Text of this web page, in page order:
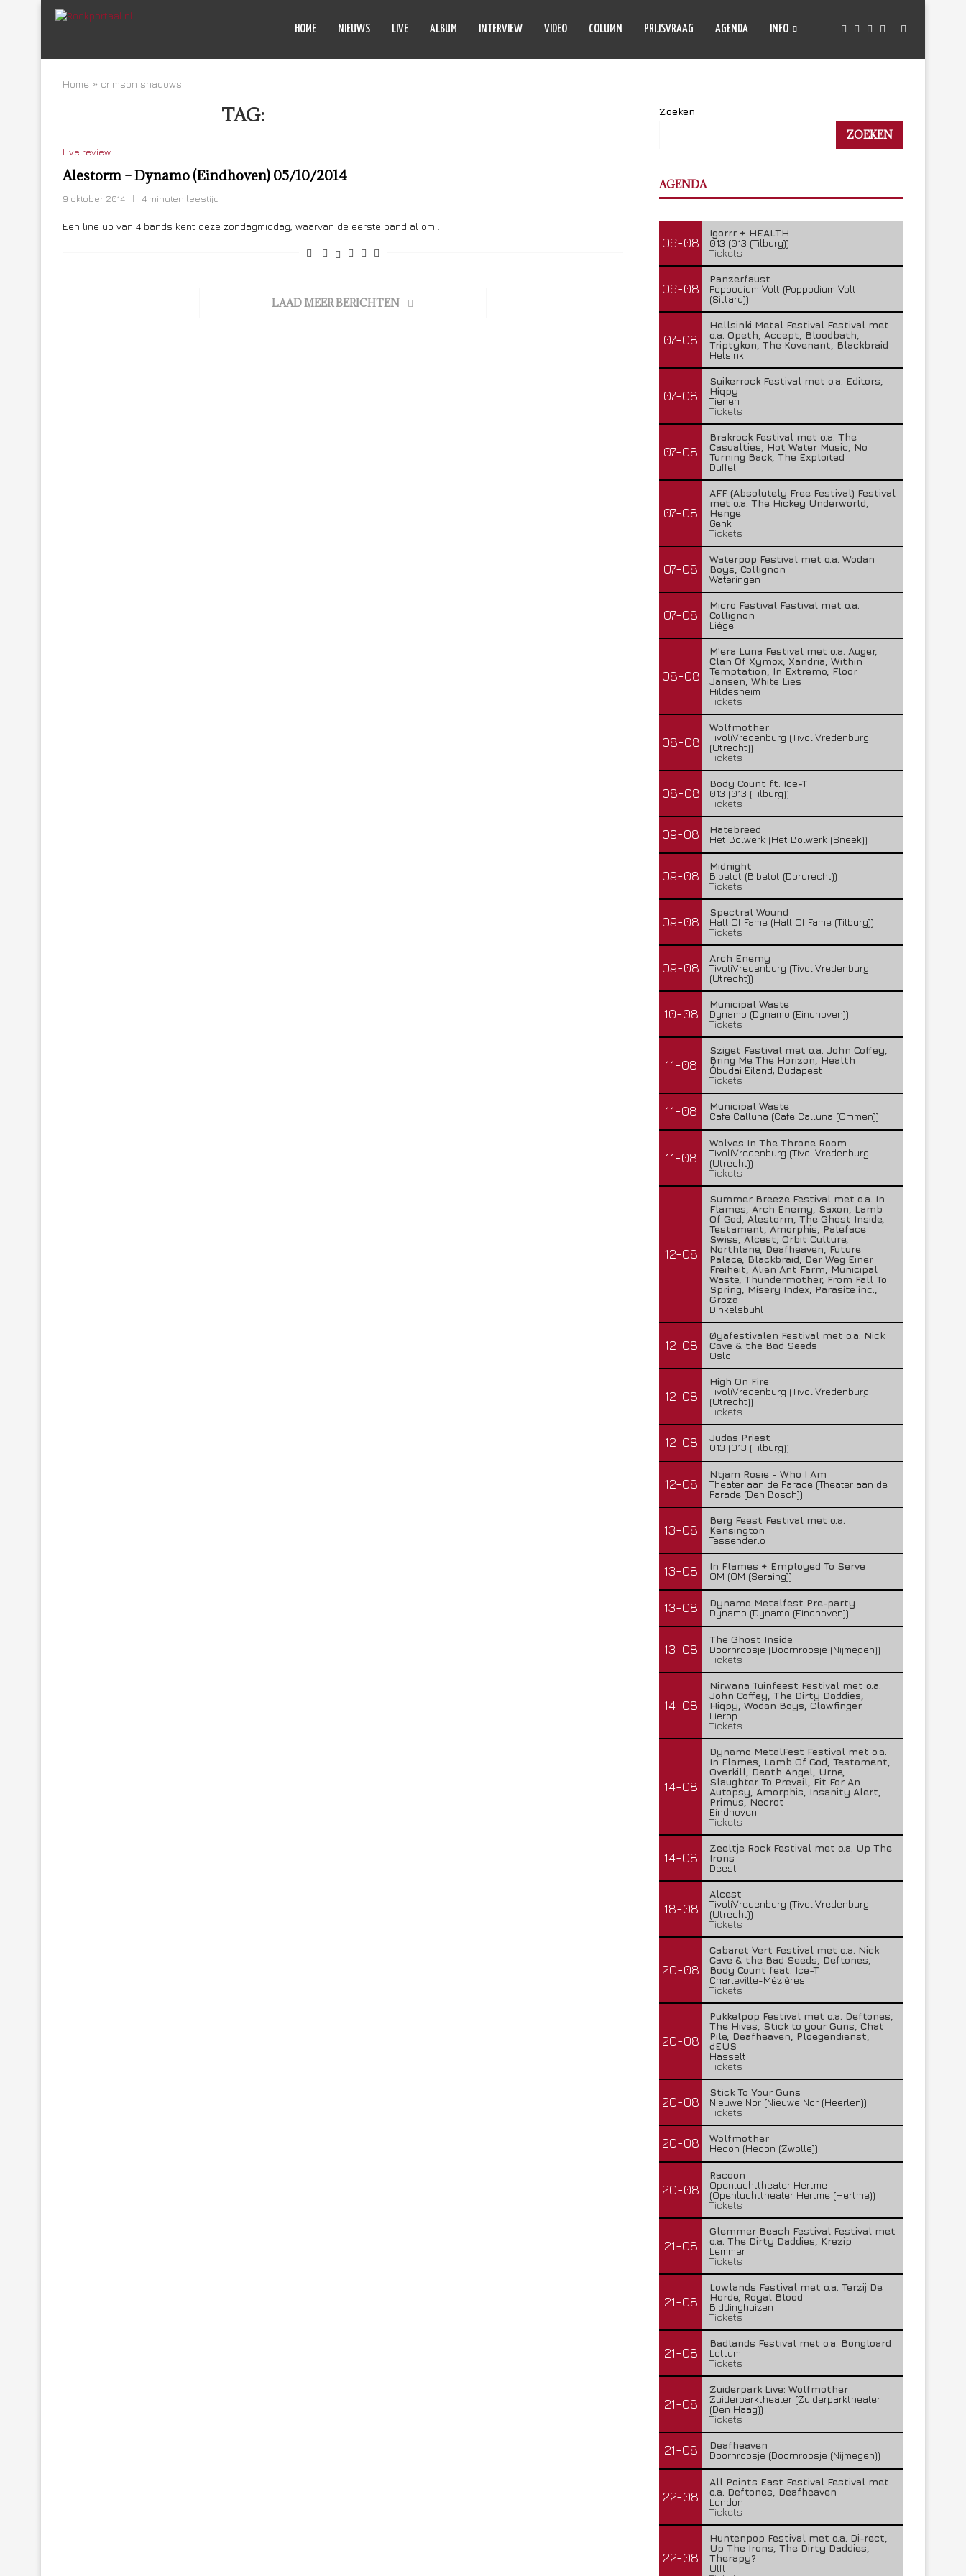
HOME NIEUWS LIVE ALBUM INTERVIEW VIDEO COLUMN PRIJSVRAAG AGENDA INFO
Home » crimson shadows
TAG:
Live review
Alestorm – Dynamo (Eindhoven) 05/10/2014
9 oktober 2014 4 minuten leestijd
Een line up van 4 bands kent deze zondagmiddag, waarvan de eerste band al om …
LAAD MEER BERICHTEN
Zoeken
ZOEKEN
AGENDA
06-08
Igorrr + HEALTH
013 (013 (Tilburg))
Tickets
06-08
Panzerfaust
Poppodium Volt (Poppodium Volt
(Sittard))
07-08
Hellsinki Metal Festival Festival met
o.a. Opeth, Accept, Bloodbath,
Triptykon, The Kovenant, Blackbraid
Helsinki
07-08
Suikerrock Festival met o.a. Editors,
Hiqpy
Tienen
Tickets
07-08
Brakrock Festival met o.a. The
Casualties, Hot Water Music, No
Turning Back, The Exploited
Duffel
07-08
AFF (Absolutely Free Festival) Festival
met o.a. The Hickey Underworld,
Henge
Genk
Tickets
07-08
Waterpop Festival met o.a. Wodan
Boys, Collignon
Wateringen
07-08
Micro Festival Festival met o.a.
Collignon
Liège
08-08
M'era Luna Festival met o.a. Auger,
Clan Of Xymox, Xandria, Within
Temptation, In Extremo, Floor
Jansen, White Lies
Hildesheim
Tickets
08-08
Wolfmother
TivoliVredenburg (TivoliVredenburg
(Utrecht))
Tickets
08-08
Body Count ft. Ice-T
013 (013 (Tilburg))
Tickets
09-08
Hatebreed
Het Bolwerk (Het Bolwerk (Sneek))
09-08
Midnight
Bibelot (Bibelot (Dordrecht))
Tickets
09-08
Spectral Wound
Hall Of Fame (Hall Of Fame (Tilburg))
Tickets
09-08
Arch Enemy
TivoliVredenburg (TivoliVredenburg
(Utrecht))
10-08
Municipal Waste
Dynamo (Dynamo (Eindhoven))
Tickets
11-08
Sziget Festival met o.a. John Coffey,
Bring Me The Horizon, Health
Óbudai Eiland, Budapest
Tickets
11-08
Municipal Waste
Cafe Calluna (Cafe Calluna (Ommen))
11-08
Wolves In The Throne Room
TivoliVredenburg (TivoliVredenburg
(Utrecht))
Tickets
12-08
Summer Breeze Festival met o.a. In
Flames, Arch Enemy, Saxon, Lamb
Of God, Alestorm, The Ghost Inside,
Testament, Amorphis, Paleface
Swiss, Alcest, Orbit Culture,
Northlane, Deafheaven, Future
Palace, Blackbraid, Der Weg Einer
Freiheit, Alien Ant Farm, Municipal
Waste, Thundermother, From Fall To
Spring, Misery Index, Parasite inc.,
Groza
Dinkelsbühl
12-08
Øyafestivalen Festival met o.a. Nick
Cave & the Bad Seeds
Oslo
12-08
High On Fire
TivoliVredenburg (TivoliVredenburg
(Utrecht))
Tickets
12-08
Judas Priest
013 (013 (Tilburg))
12-08
Ntjam Rosie - Who I Am
Theater aan de Parade (Theater aan de
Parade (Den Bosch))
13-08
Berg Feest Festival met o.a.
Kensington
Tessenderlo
13-08
In Flames + Employed To Serve
OM (OM (Seraing))
13-08
Dynamo Metalfest Pre-party
Dynamo (Dynamo (Eindhoven))
13-08
The Ghost Inside
Doornroosje (Doornroosje (Nijmegen))
Tickets
14-08
Nirwana Tuinfeest Festival met o.a.
John Coffey, The Dirty Daddies,
Hiqpy, Wodan Boys, Clawfinger
Lierop
Tickets
14-08
Dynamo MetalFest Festival met o.a.
In Flames, Lamb Of God, Testament,
Overkill, Death Angel, Urne,
Slaughter To Prevail, Fit For An
Autopsy, Amorphis, Insanity Alert,
Primus, Necrot
Eindhoven
Tickets
14-08
Zeeltje Rock Festival met o.a. Up The
Irons
Deest
18-08
Alcest
TivoliVredenburg (TivoliVredenburg
(Utrecht))
Tickets
20-08
Cabaret Vert Festival met o.a. Nick
Cave & the Bad Seeds, Deftones,
Body Count feat. Ice-T
Charleville-Mézières
Tickets
20-08
Pukkelpop Festival met o.a. Deftones,
The Hives, Stick to your Guns, Chat
Pile, Deafheaven, Ploegendienst,
dEUS
Hasselt
Tickets
20-08
Stick To Your Guns
Nieuwe Nor (Nieuwe Nor (Heerlen))
Tickets
20-08
Wolfmother
Hedon (Hedon (Zwolle))
20-08
Racoon
Openluchttheater Hertme
(Openluchttheater Hertme (Hertme))
Tickets
21-08
Glemmer Beach Festival Festival met
o.a. The Dirty Daddies, Krezip
Lemmer
Tickets
21-08
Lowlands Festival met o.a. Terzij De
Horde, Royal Blood
Biddinghuizen
Tickets
21-08
Badlands Festival met o.a. Bongloard
Lottum
Tickets
21-08
Zuiderpark Live: Wolfmother
Zuiderparktheater (Zuiderparktheater
(Den Haag))
Tickets
21-08
Deafheaven
Doornroosje (Doornroosje (Nijmegen))
22-08
All Points East Festival Festival met
o.a. Deftones, Deafheaven
London
Tickets
22-08
Huntenpop Festival met o.a. Di-rect,
Up The Irons, The Dirty Daddies,
Therapy?
Ulft